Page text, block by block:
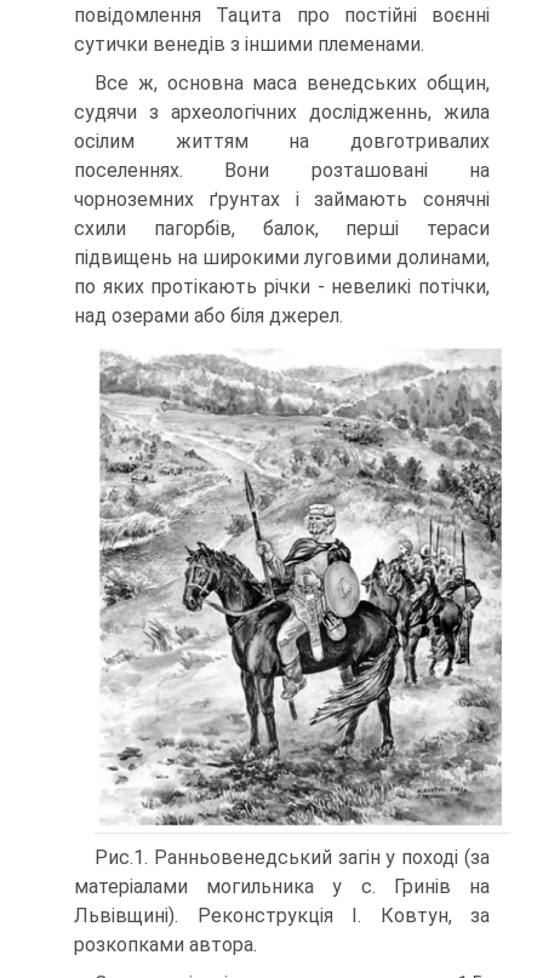
повідомлення Тацита про постійні воєнні
сутички венедів з іншими племенами.
Все ж, основна маса венедських общин,
судячи з археологічних дослідженнь, жила
осілим життям на довготривалих
поселеннях. Вони розташовані на
чорноземних ґрунтах і займають сонячні
схили пагорбів, балок, перші тераси
підвищень на широкими луговими долинами,
по яких протікають річки - невеликі потічки,
над озерами або біля джерел.
Рис.1. Ранньовенедський загін у поході (за
матеріалами могильника у с. Гринів на
Львівщині). Реконструкція І. Ковтун, за
розкопками автора.